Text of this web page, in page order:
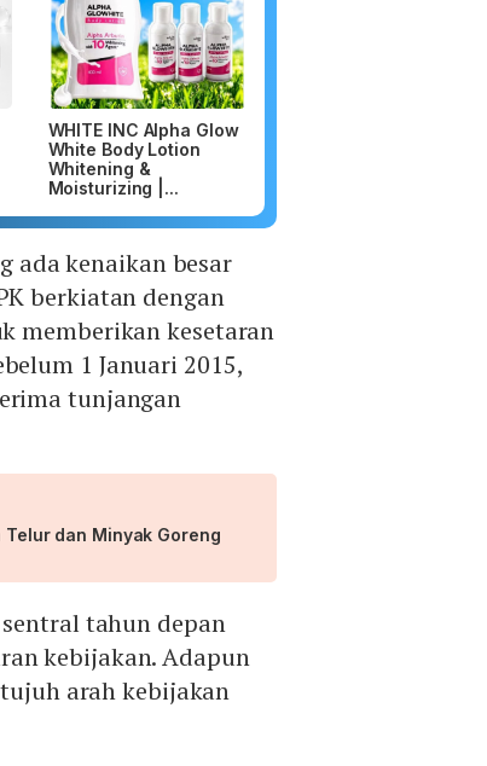
WHITE INC Alpha Glow
White Body Lotion
Whitening &
Moisturizing |...
ada kenaikan besar
berkiatan dengan
memberikan kesetaran
1 Januari 2015,
tunjangan
dan Minyak Goreng
tahun depan
kebijakan. Adapun
arah kebijakan